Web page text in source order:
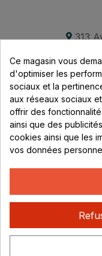
313
Ce magasin vous
d'optimiser les
sociaux et la
aux réseaux sociaux
offrir des
ainsi que des
cookies ainsi que les
vos données